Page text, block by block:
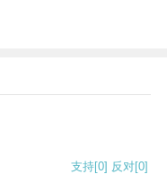
支持[0] 反对[0]